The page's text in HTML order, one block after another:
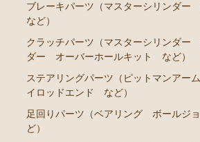
ブレーキパーツ（マスターシリンダ
など）
クラッチパーツ（マスターシリンダー
ダー オーバーホールキット など）
ステアリングパーツ（ピットマンア
イロッドエンド など）
足回りパーツ（ベアリング ボールジ
ど）